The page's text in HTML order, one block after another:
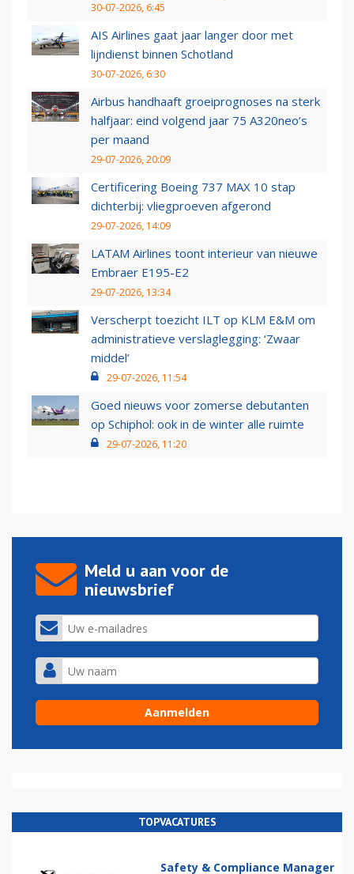
30-07-2026, 6:45
AIS Airlines gaat jaar langer door met
lijndienst binnen Schotland
30-07-2026, 6:30
Airbus handhaaft groeiprognoses na sterk
halfjaar: eind volgend jaar 75 A320neo’s
per maand
29-07-2026, 20:09
Certificering Boeing 737 MAX 10 stap
dichterbij: vliegproeven afgerond
29-07-2026, 14:09
LATAM Airlines toont interieur van nieuwe
Embraer E195-E2
29-07-2026, 13:34
Verscherpt toezicht ILT op KLM E&M om
administratieve verslaglegging: ‘Zwaar
middel’
29-07-2026, 11:54
Goed nieuws voor zomerse debutanten
op Schiphol: ook in de winter alle ruimte
29-07-2026, 11:20
Meld u aan voor de
nieuwsbrief
TOPVACATURES
Safety & Compliance Manager